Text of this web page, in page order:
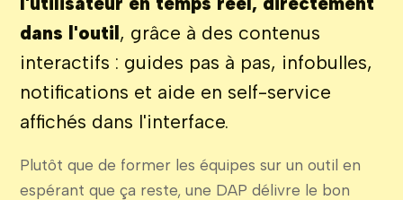
dans l'outil, grâce à des contenus
interactifs : guides pas à pas, infobulles,
notifications et aide en self-service
affichés dans l'interface.
Plutôt que de former les équipes sur un outil en
espérant que ça reste, une DAP délivre le bon